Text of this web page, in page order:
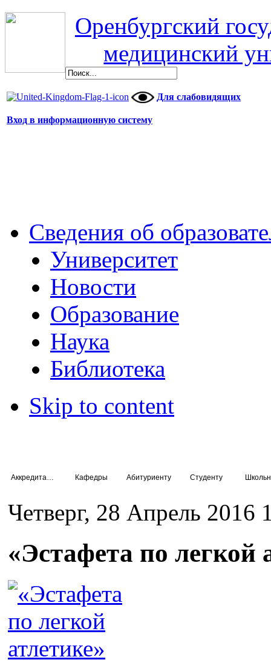
Оренбургский
медицинский
Для слабовидящих
Вход в информационную систему
Сведения об
Университет
Новости
Образование
Наука
Библиотека
Skip to content
Кафедры Абитуриенту Студенту
Четверг, 28 Апрель 2016
«Эстафета по легкой